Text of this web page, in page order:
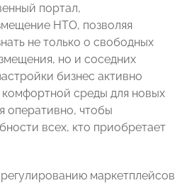
портал,
НТО, позволяя
не только о свободных
но и соседних
бизнес активно
комфортной среды для новых
оперативно, чтобы
всех, кто приобретает
маркетплейсов